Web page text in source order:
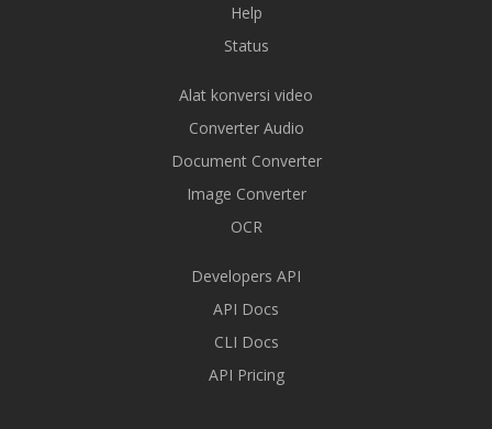
Help
Status
Alat konversi video
Converter Audio
Document Converter
Image Converter
OCR
Developers API
API Docs
CLI Docs
API Pricing